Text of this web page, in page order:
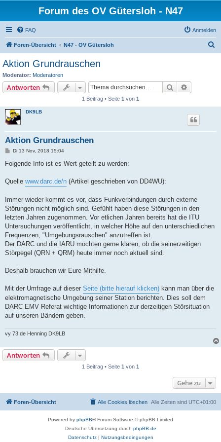
Forum des OV Gütersloh - N47
FAQ Anmelden
Foren-Übersicht N47 - OV Gütersloh
Aktion Grundrauschen
Moderator: Moderatoren
Antworten Suche
1 Beitrag • Seite 1 von 1
DK9LB
Aktion Grundrauschen
B
i
a
Di 13 Nov, 2018 15:04
Folgende Info ist es Wert geteilt zu werden:
Quelle www.darc.de/n (Artikel geschrieben von DD4WU):
Immer wieder kommt es vor, dass Funkverbindungen durch externe
Störungen nicht möglich sind. Gefühlt haben diese Störungen in den
letzten Jahren zugenommen. Vor etlichen Jahren bereits hat die ITU
Untersuchungen veröffentlicht, in welcher Höhe auf den unterschiedlichen
Frequenzen, "Umgebungsrauschen" anzutreffen ist.
Der DARC und die IARU möchten gerne klären, ob die seinerzeitigen
Störpegel (QRN + QRM) heute immer noch aktuell sind.
Deshalb brauchen wir Eure Mithilfe.
Mit der Umfrage auf dieser Seite (bitte hierauf klicken) kann man über die
elektromagnetische Umgebung seiner Station berichten. Dies soll dem
DARC EMV Referat wichtige Informationen zur derzeitigen Störsituation
auf unseren Bändern geben.
vy 73 de Henning DK9LB
Antworten
1 Beitrag • Seite 1 von 1
Gehe zu
Foren-Übersicht Alle Zeiten sind UTC+01:00
Alle Cookies löschen
Powered by phpBB® Forum Software © phpBB Limited
Deutsche Übersetzung durch phpBB.de
Datenschutz| Nutzungsbedingungen